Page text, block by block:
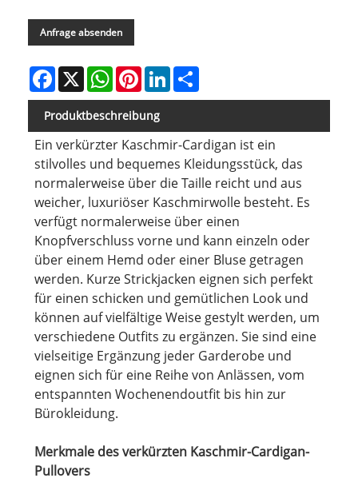
Anfrage absenden
Facebook
X WhatsAppPinterestLinkedIn
Produktbeschreibung
Ein verkürzter Kaschmir-Cardigan ist ein
stilvolles und bequemes Kleidungsstück, das
normalerweise über die Taille reicht und aus
weicher, luxuriöser Kaschmirwolle besteht. Es
verfügt normalerweise über einen
Knopfverschluss vorne und kann einzeln oder
über einem Hemd oder einer Bluse getragen
werden. Kurze Strickjacken eignen sich perfekt
für einen schicken und gemütlichen Look und
können auf vielfältige Weise gestylt werden, um
verschiedene Outfits zu ergänzen. Sie sind eine
vielseitige Ergänzung jeder Garderobe und
eignen sich für eine Reihe von Anlässen, vom
entspannten Wochenendoutfit bis hin zur
Bürokleidung.
Merkmale des verkürzten Kaschmir-Cardigan-
Pullovers